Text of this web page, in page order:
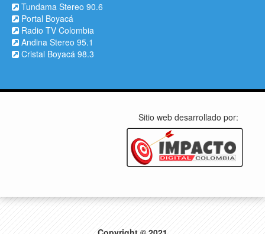
Tundama Stereo 90.6
Portal Boyacá
Radio TV Colombia
Andina Stereo 95.1
Cristal Boyacá 98.3
Sitio web desarrollado por: